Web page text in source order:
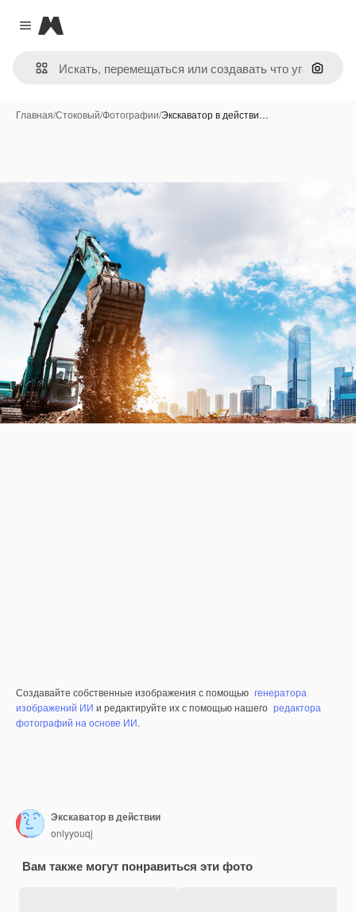
Close menu
Magnific
Поиск
Главная/Стоковый/Фотографии/Экскаватор в действи…
Создавайте собственные изображения с помощью генератора
изображений ИИ и редактируйте их с помощью нашего редактора
фотографий на основе ИИ.
Экскаватор в действии
onlyyouqj
Вам также могут понравиться эти фото